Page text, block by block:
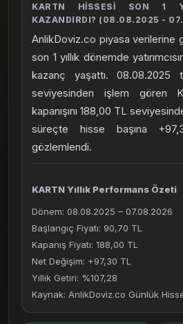
KARTN HISSESI SON 1
KAZANDIRDI? (08.08.2025 -
AnlikDoviz.co piyasa verilerine
son 1 yıllık dönemde
kazanç yaşattı. 08.08.2025
seviyesinden işlem gören
kapanışını 188,00 TL
süreçte hisse başına
gözlemlendi.
KARTN Yıllık Performans Özeti
Dönem: 08.08.2025 – 07.08.2026
Başlangıç Fiyatı: 90,70 TL
Kapanış Fiyatı: 188,00 TL
Net Değişim: +97,30 TL
Yıllık Getiri: %107,28
Kaynak: AnlikDoviz.co Günlük